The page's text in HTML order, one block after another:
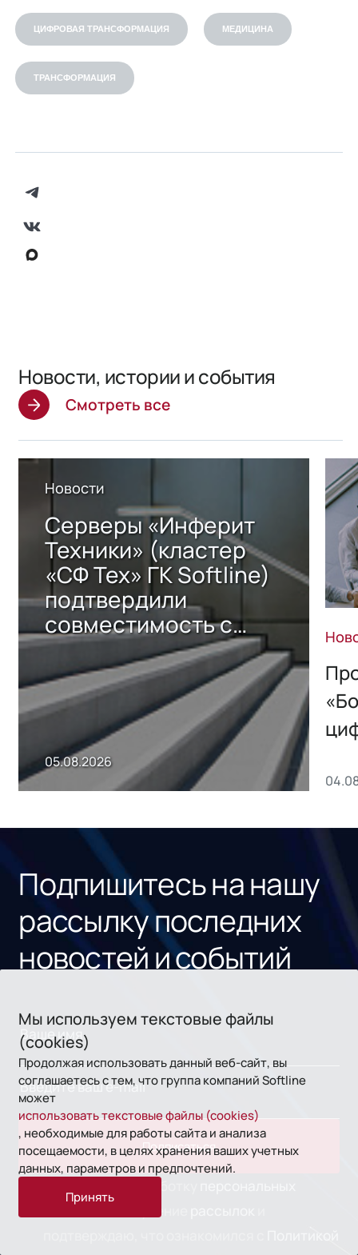
ЦИФРОВАЯ ТРАНСФОРМАЦИЯ МЕДИЦИНА
ТРАНСФОРМАЦИЯ
Новости, истории и события
Смотреть все
Новости
Серверы «Инферит
Техники» (кластер
«СФ Тех» ГК Softline)
подтвердили
совместимость с
решением Sharx
Storage 2.x для
хранения данных
05.08.2026
Подпишитесь на нашу
рассылку последних
новостей и событий
Подписаться
данных,
на получение
Мы используем текстовые файлы
(cookies)
Продолжая использовать данный веб-сайт, вы
соглашаетесь с тем, что группа компаний Softline
может
использовать текстовые файлы (cookies)
, необходимые для работы сайта и анализа
посещаемости, в целях хранения ваших учетных
данных, параметров и предпочтений.
Принять